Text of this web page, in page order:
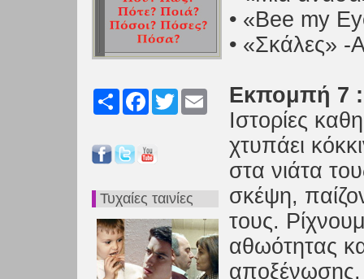
Share FacebookTwitter
Τυχαίες ταινίες
• «Bee my
• «Σκάλες» -
Εκπομπή 7
Ιστορίες
χτυπάει
στα νιάτα
σκέψη,
τους.
αθωότητας
αποξένωσης.